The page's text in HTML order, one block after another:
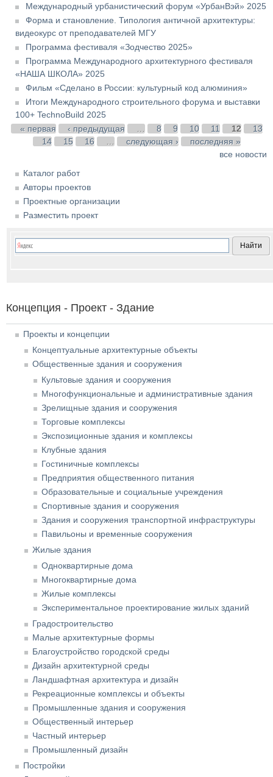
Международный урбанистический форум «УрбанВэй» 2025
Форма и становление. Типология античной архитектуры:
видеокурс от преподавателей МГУ
Программа фестиваля «Зодчество 2025»
Программа Международного архитектурного фестиваля
«НАША ШКОЛА» 2025
Фильм «Сделано в России: культурный код алюминия»
Итоги Международного строительного форума и выставки
100+ TechnoBuild 2025
Страницы
« первая ‹ предыдущая 8 9 10 11 12
13
14
15 16 следующая ›
последняя »
все новости
Каталог работ
Авторы проектов
Проектные организации
Разместить проект
Концепция - Проект - Здание
Проекты и концепции
Концептуальные архитектурные объекты
Общественные здания и сооружения
Культовые здания и сооружения
Многофункциональные и административные здания
Зрелищные здания и сооружения
Торговые комплексы
Экспозиционные здания и комплексы
Клубные здания
Гостиничные комплексы
Предприятия общественного питания
Образовательные и социальные учреждения
Спортивные здания и сооружения
Здания и сооружения транспортной инфраструктуры
Павильоны и временные сооружения
Жилые здания
Одноквартирные дома
Многоквартирные дома
Жилые комплексы
Экспериментальное проектирование жилых зданий
Градостроительство
Малые архитектурные формы
Благоустройство городской среды
Дизайн архитектурной среды
Ландшафтная архитектура и дизайн
Рекреационные комплексы и объекты
Промышленные здания и сооружения
Общественный интерьер
Частный интерьер
Промышленный дизайн
Постройки